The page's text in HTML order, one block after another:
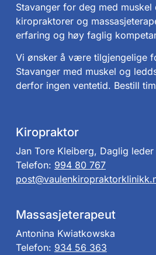
Stavanger for deg med
kiropraktorer og
erfaring og høy faglig
Vi ønsker å være tilgjengelige
Stavanger med muskel og
derfor ingen ventetid. Bestill
Kiropraktor
Jan Tore Kleiberg, Daglig leder
Telefon: 994 80 767
Massasjeterapeut
Antonina Kwiatkowska
Telefon: 934 56 363